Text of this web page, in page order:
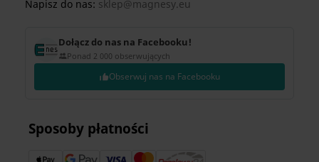
Napisz do nas: sklep@magnesy.eu
Dołącz do nas na Facebooku!
Ponad 2 000 obserwujących
Obserwuj nas na Facebooku
Sposoby płatności